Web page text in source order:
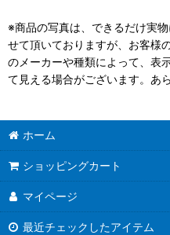
※商品の写真は、できるだけ実
せて頂いておりますが、お客様
のメーカーや種類によって、表
て見える場合がございます。あ
ホーム
ショッピングカート
マイページ
最近チェックしたアイテム